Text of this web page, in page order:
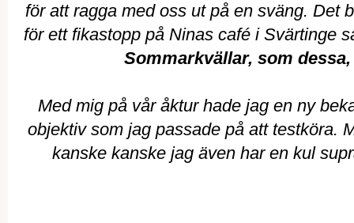
för att ragga med oss ut på en sväng. Det
för ett fikastopp på Ninas café i Svärtinge
Sommarkvällar, som
Med mig på vår åktur hade jag en ny
objektiv som jag passade på att testköra.
kanske kanske jag även har en kul